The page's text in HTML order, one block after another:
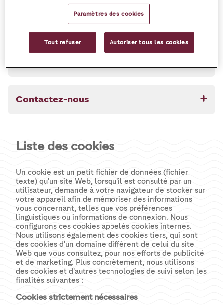
Consentement
Contactez-nous
Liste des cookies
Un cookie est un petit fichier de données (fichier
texte) qu'un site Web, lorsqu'il est consulté par un
utilisateur, demande à votre navigateur de stocker sur
votre appareil afin de mémoriser des informations
vous concernant, telles que vos préférences
linguistiques ou informations de connexion. Nous
configurons ces cookies appelés cookies internes.
Nous utilisons également des cookies tiers, qui sont
des cookies d'un domaine différent de celui du site
Web que vous consultez, pour nos efforts de publicité
et de marketing. Plus concrètement, nous utilisons
des cookies et d'autres technologies de suivi selon les
finalités suivantes :
Cookies strictement nécessaires
Paramètres des cookies
Tout refuser Autoriser tous les cookies